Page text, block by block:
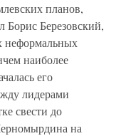
планов,
Березовский,
неформальных
наиболее
его
лидерами
свести до
на